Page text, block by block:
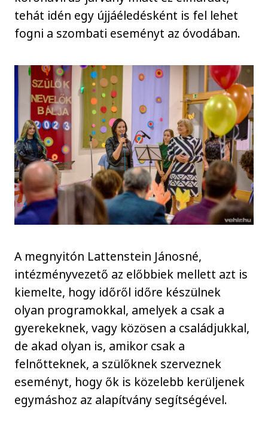
tehát idén egy újjáéledésként is fel lehet
fogni a szombati eseményt az óvodában.
A megnyitón Lattenstein Jánosné,
intézményvezető az előbbiek mellett azt is
kiemelte, hogy időről időre készülnek
olyan programokkal, amelyek a csak a
gyerekeknek, vagy közösen a családjukkal,
de akad olyan is, amikor csak a
felnőtteknek, a szülőknek szerveznek
eseményt, hogy ők is közelebb kerüljenek
egymáshoz az alapítvány segítségével.